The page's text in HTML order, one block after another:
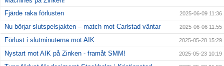
Fjärde raka förlusten 2025-06-09 11:36
Nu börjar slutspelsjakten – match mot Carlstad väntar 2025-06-06 11:55
Förlust i slutminuterna mot AIK 2025-05-28 15:29
Nystart mot AIK på Zinken - framåt SMM! 2025-05-23 10:19